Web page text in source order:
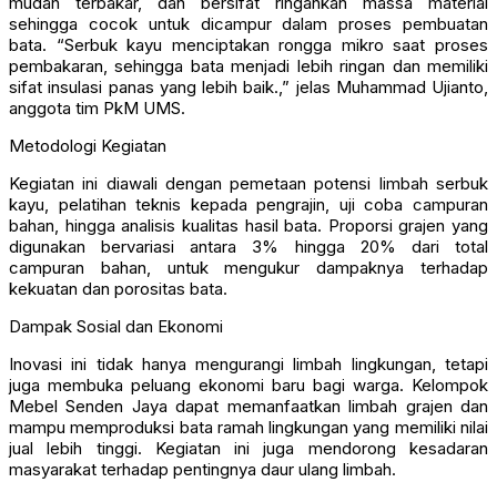
sehingga cocok untuk dicampur dalam proses pembuatan
bata. “Serbuk kayu menciptakan rongga mikro saat proses
pembakaran, sehingga bata menjadi lebih ringan dan memiliki
sifat insulasi panas yang lebih baik.,” jelas Muhammad Ujianto,
anggota tim PkM UMS.
Metodologi Kegiatan
Kegiatan ini diawali dengan pemetaan potensi limbah serbuk
kayu, pelatihan teknis kepada pengrajin, uji coba campuran
bahan, hingga analisis kualitas hasil bata. Proporsi grajen yang
digunakan bervariasi antara 3% hingga 20% dari total
campuran bahan, untuk mengukur dampaknya terhadap
kekuatan dan porositas bata.
Dampak Sosial dan Ekonomi
Inovasi ini tidak hanya mengurangi limbah lingkungan, tetapi
juga membuka peluang ekonomi baru bagi warga. Kelompok
Mebel Senden Jaya dapat memanfaatkan limbah grajen dan
mampu memproduksi bata ramah lingkungan yang memiliki nilai
jual lebih tinggi. Kegiatan ini juga mendorong kesadaran
masyarakat terhadap pentingnya daur ulang limbah.